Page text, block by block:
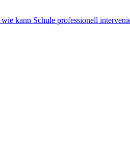
kann Schule professionell